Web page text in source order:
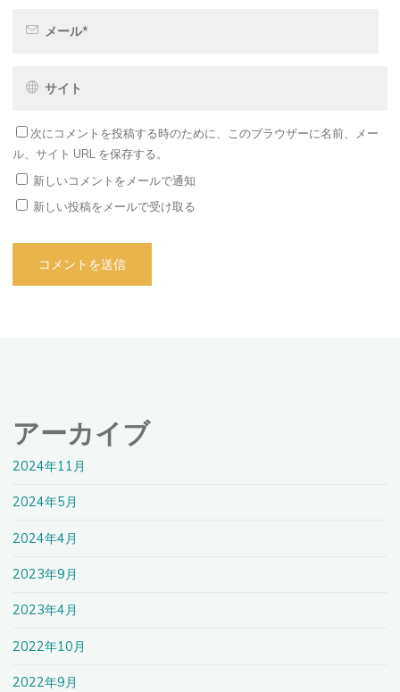
次にコメントを投稿する時のために、このブラウザーに名前、メー
ル、サイト URL を保存する。
新しいコメントをメールで通知
新しい投稿をメールで受け取る
アーカイブ
2024年11月
2024年5月
2024年4月
2023年9月
2023年4月
2022年10月
2022年9月